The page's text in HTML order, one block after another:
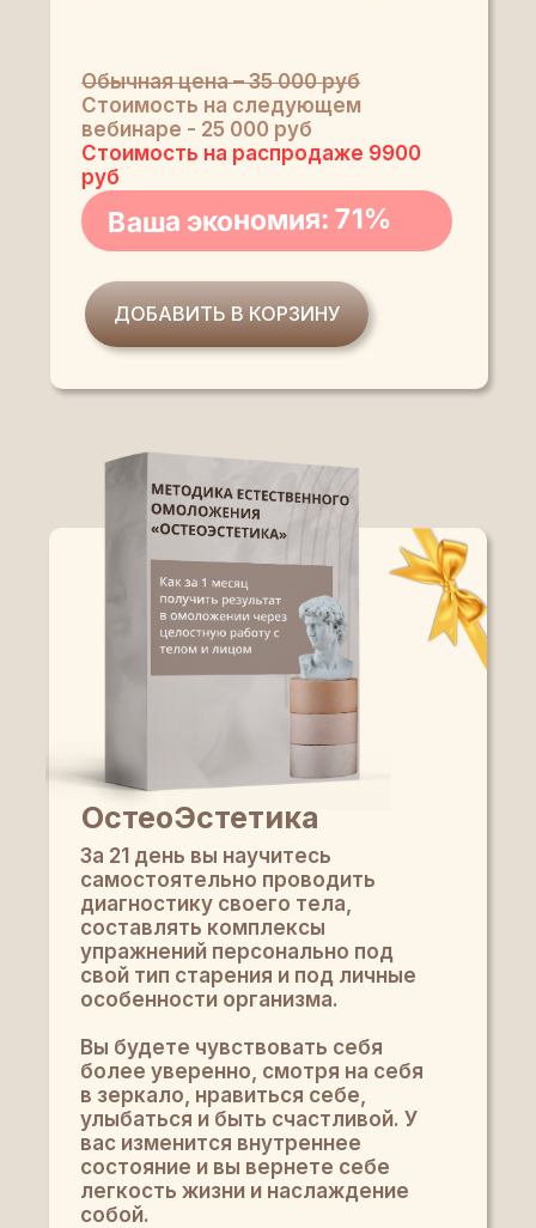
ОстеоЭстетика
За 21 день вы научитесь
самостоятельно проводить
диагностику своего тела,
составлять комплексы
упражнений персонально под
свой тип старения и под личные
особенности организма.
Вы будете чувствовать себя
более уверенно, смотря на себя
в зеркало, нравиться себе,
улыбаться и быть счастливой. У
вас изменится внутреннее
состояние и вы вернете себе
легкость жизни и наслаждение
собой.
Ваша экономия: 71%
Обычная цена – 35 000 руб
Стоимость на следующем
вебинаре - 25 000 руб
Стоимость на распродаже 9900
руб
ДОБАВИТЬ В КОРЗИНУ